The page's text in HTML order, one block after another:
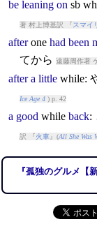
be leaning on sb
著 村上博基訳 『スマイ
afterone had been
てから 遠藤周作著
after a little while:
Ice Age 4) p. 42
a good while back:
訳 『火車 』(All She Was
『孤独のグルメ【